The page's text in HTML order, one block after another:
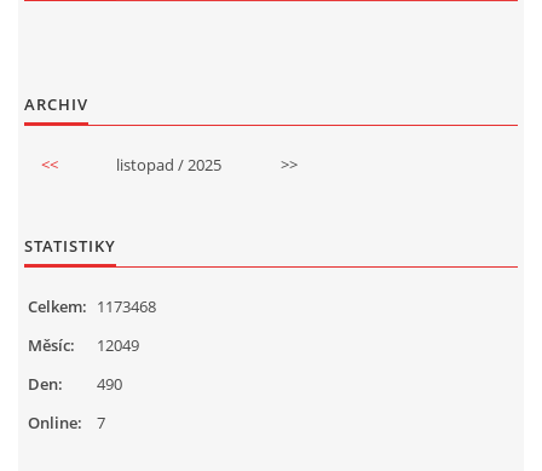
ARCHIV
<< listopad / 2025 >>
STATISTIKY
Online: 7
Celkem: 1173468
Měsíc:
12049
Den:
490